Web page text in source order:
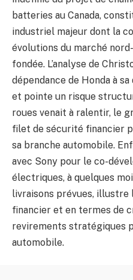
batteries au Canada,
industriel majeur dont la
évolutions du marché
fondée. L’analyse de
dépendance de Honda à
et pointe un risque
roues venait à ralentir, le
filet de sécurité financier
sa branche automobile.
avec Sony pour le co-
électriques, à quelques
livraisons prévues,
financier et en termes de
revirements stratégiques
automobile.